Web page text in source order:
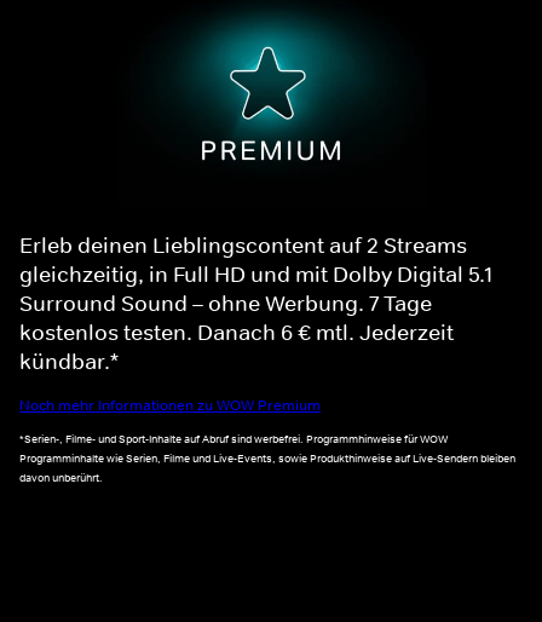
Erleb deinen Lieblingscontent auf 2 Streams
gleichzeitig, in Full HD und mit Dolby Digital 5.1
Surround Sound – ohne Werbung. 7 Tage
kostenlos testen. Danach 6 € mtl. Jederzeit
kündbar.*
Noch mehr Informationen zu WOW Premium
*Serien-, Filme- und Sport-Inhalte auf Abruf sind werbefrei. Programmhinweise für WOW
Programminhalte wie Serien, Filme und Live-Events, sowie Produkthinweise auf Live-Sendern bleiben
davon unberührt.